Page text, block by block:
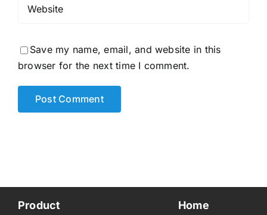
Save my name, email, and website in this
browser for the next time I comment.
Product Home